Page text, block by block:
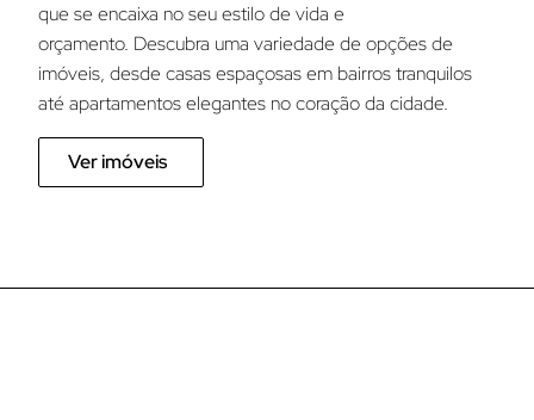
que se encaixa no seu estilo de vida e
orçamento. Descubra uma variedade de opções de
imóveis, desde casas espaçosas em bairros tranquilos
até apartamentos elegantes no coração da cidade.
Ver imóveis